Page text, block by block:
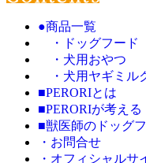
●商品一覧
・ドッグフード
・犬用おやつ
・犬用ヤギミル
■PERORIとは
■PERORIが考える
■獣医師のドッグ
・お問合せ
・オフィシャルサ